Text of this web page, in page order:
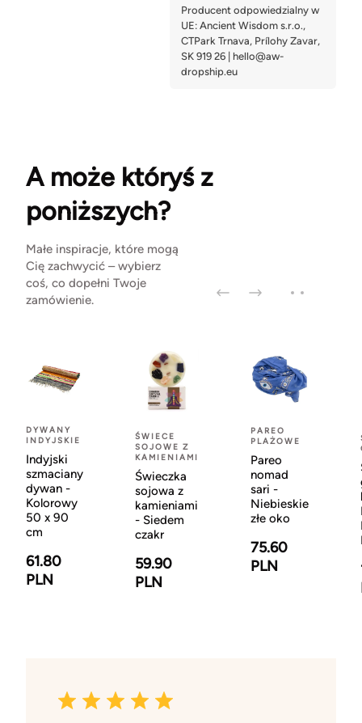
A może któryś z
poniższych?
Małe inspiracje, które mogą
Cię zachwycić – wybierz
coś, co dopełni Twoje
zamówienie.
DYWANY
INDYJSKIE
Indyjski
szmaciany
dywan -
Kolorowy
50 x 90
cm
61.80
PLN
ŚWIECE
SOJOWE Z
KAMIENIAMI
Świeczka
sojowa z
kamieniami
- Siedem
czakr
59.90
PLN
PAREO
PLAŻOWE
Pareo
nomad
sari -
Niebieskie
złe oko
75.60
PLN